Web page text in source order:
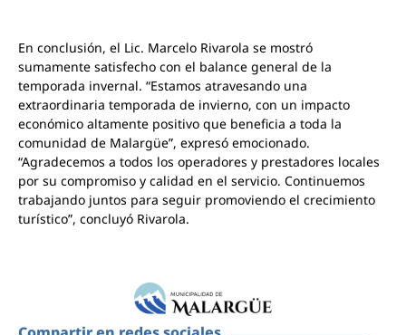
En conclusión, el Lic. Marcelo Rivarola se mostró
sumamente satisfecho con el balance general de la
temporada invernal. “Estamos atravesando una
extraordinaria temporada de invierno, con un impacto
económico altamente positivo que beneficia a toda la
comunidad de Malargüe”, expresó emocionado.
“Agradecemos a todos los operadores y prestadores locales
por su compromiso y calidad en el servicio. Continuemos
trabajando juntos para seguir promoviendo el crecimiento
turístico”, concluyó Rivarola.